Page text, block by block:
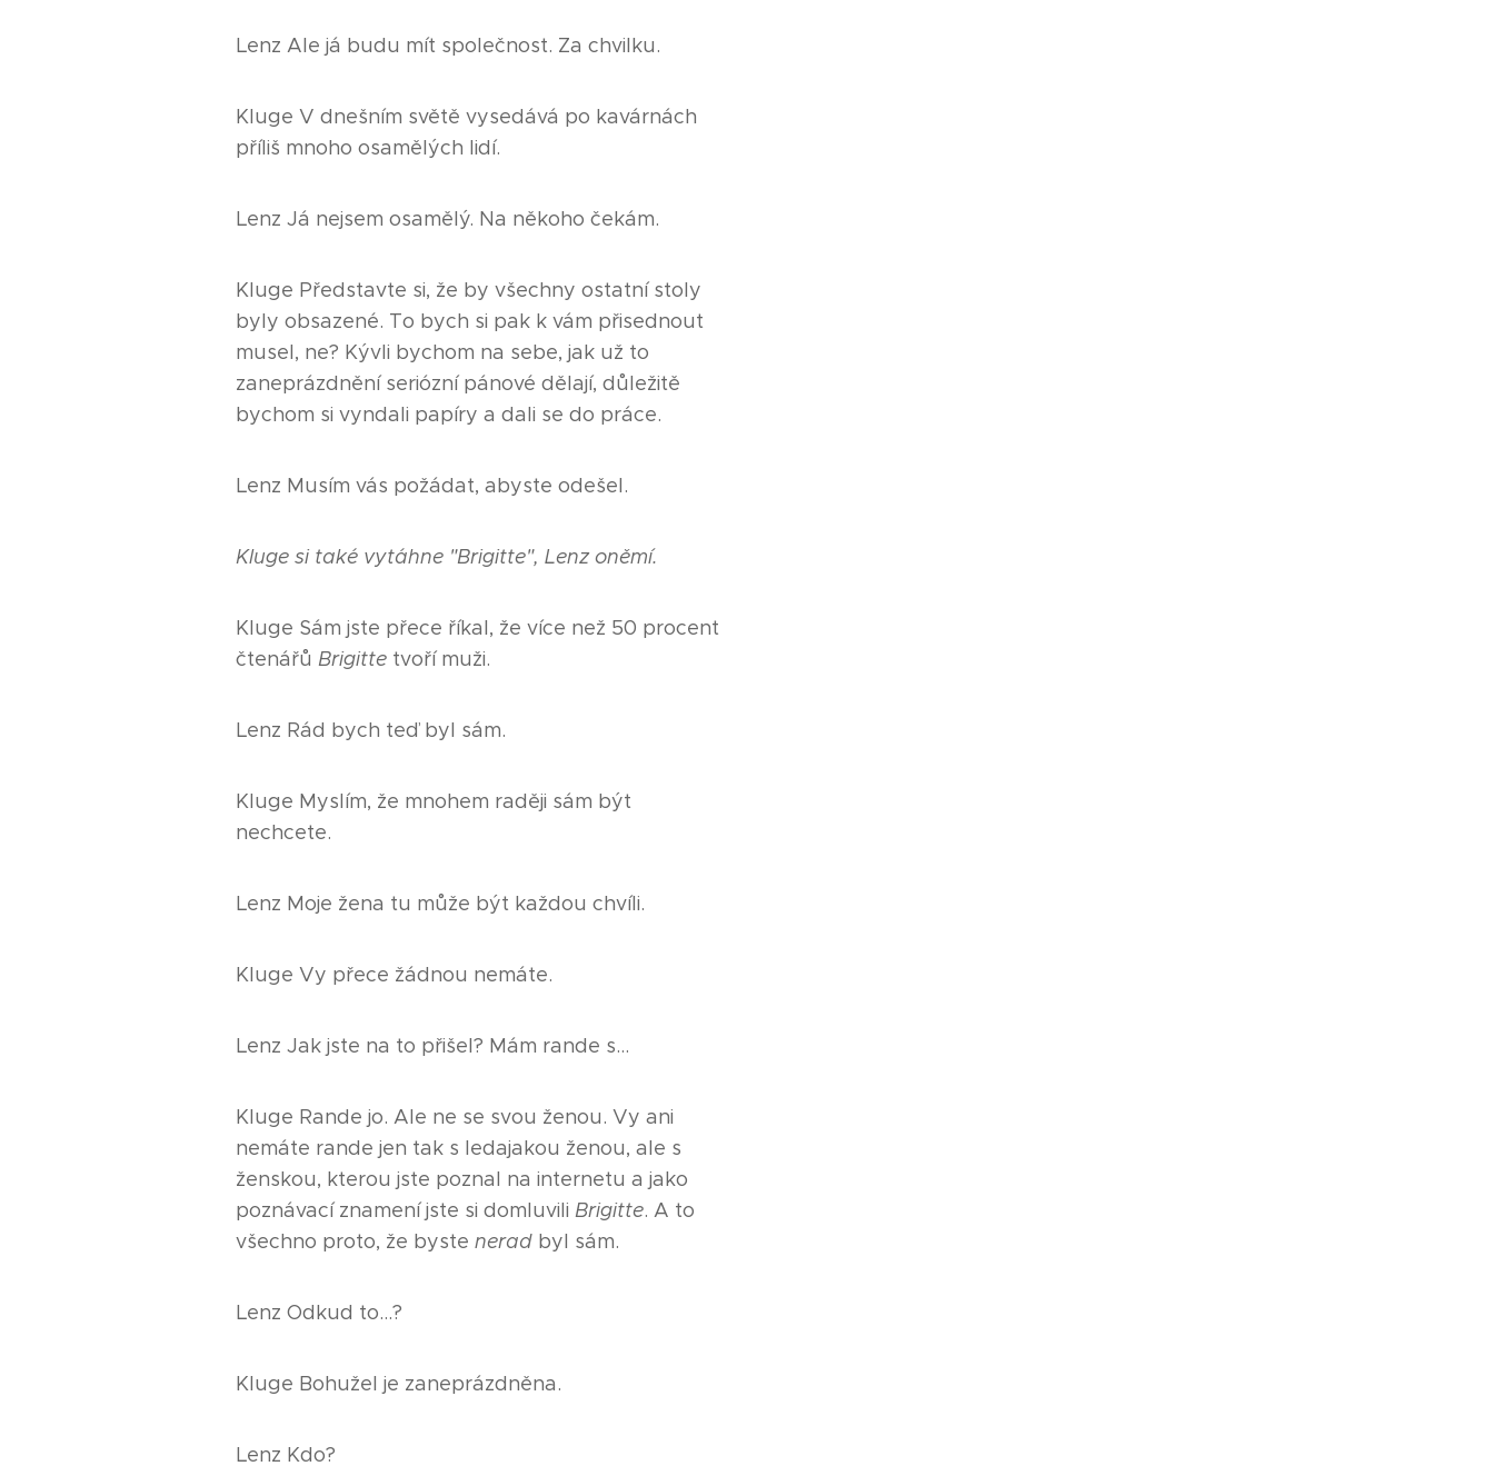
Lenz Ale já budu mít společnost. Za chvilku.
Kluge V dnešním světě vysedává po kavárnách
příliš mnoho osamělých lidí.
Lenz Já nejsem osamělý. Na někoho čekám.
Kluge Představte si, že by všechny ostatní stoly
byly obsazené. To bych si pak k vám přisednout
musel, ne? Kývli bychom na sebe, jak už to
zaneprázdnění seriózní pánové dělají, důležitě
bychom si vyndali papíry a dali se do práce.
Lenz Musím vás požádat, abyste odešel.
Kluge si také vytáhne "Brigitte", Lenz oněmí.
Kluge Sám jste přece říkal, že více než 50 procent
čtenářů Brigitte tvoří muži.
Lenz Rád bych teď byl sám.
Kluge Myslím, že mnohem raději sám být
nechcete.
Lenz Moje žena tu může být každou chvíli.
Kluge Vy přece žádnou nemáte.
Lenz Jak jste na to přišel? Mám rande s…
Kluge Rande jo. Ale ne se svou ženou. Vy ani
nemáte rande jen tak s ledajakou ženou, ale s
ženskou, kterou jste poznal na internetu a jako
poznávací znamení jste si domluvili Brigitte. A to
všechno proto, že byste nerad byl sám.
Lenz Odkud to…?
Kluge Bohužel je zaneprázdněna.
Lenz Kdo?